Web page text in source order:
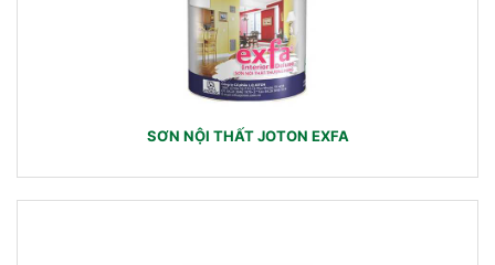
SƠN NỘI THẤT JOTON EXFA